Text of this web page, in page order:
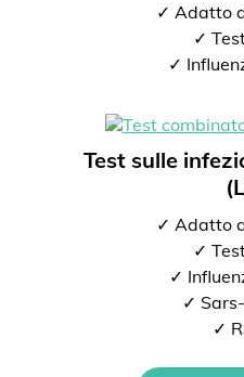
✓ Adatto
✓
✓
Test sulle
✓ Adatto
✓
✓
✓
✓